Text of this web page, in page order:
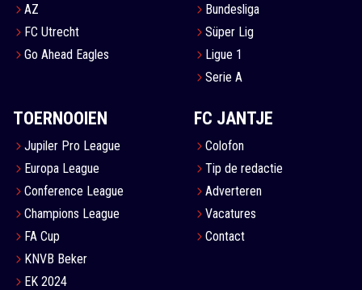
AZ
FC Utrecht
Go Ahead Eagles
Bundesliga
Süper Lig
Ligue 1
Serie A
TOERNOOIEN
Jupiler Pro League
Europa League
Conference League
Champions League
FA Cup
KNVB Beker
EK 2024
FC JANTJE
Colofon
Tip de redactie
Adverteren
Vacatures
Contact